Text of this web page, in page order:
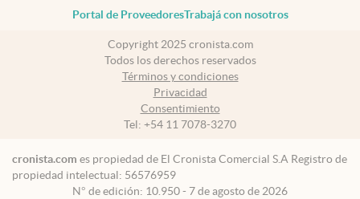
Portal de ProveedoresTrabajá con nosotros
Copyright 2025 cronista.com
Todos los derechos reservados
Términos y condiciones
Privacidad
Consentimiento
Tel: +54 11 7078-3270
cronista.com es propiedad de El Cronista Comercial S.A Registro de
propiedad intelectual: 56576959
N° de edición: 10.950 - 7 de agosto de 2026